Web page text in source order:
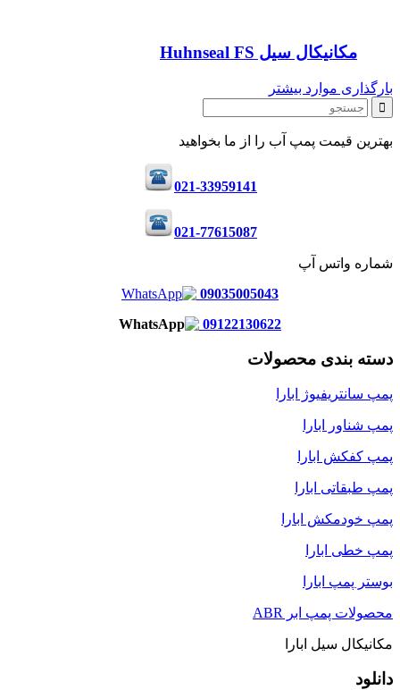
مکانیکال سیل Huhnseal FS
بارگذاری موارد بیشتر
بهترین قیمت پمپ آب را از ما بخواهید
021-33959141
021-77615087
شماره واتس آپ
09035005043
09122130622
دسته بندی محصولات
پمپ سانتریفیوژ ابارا
پمپ شناور ابارا
پمپ کفکش ابارا
پمپ طبقاتی ابارا
پمپ خودمکش ابارا
پمپ خطی ابارا
بوستر پمپ ابارا
محصولات پمپ ابر ABR
مکانیکال سیل ابارا
دانلود